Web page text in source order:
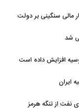
مالی سنگینی بر دولت
شد
افزایش داده است
ایران
نفت از تنگه هرمز